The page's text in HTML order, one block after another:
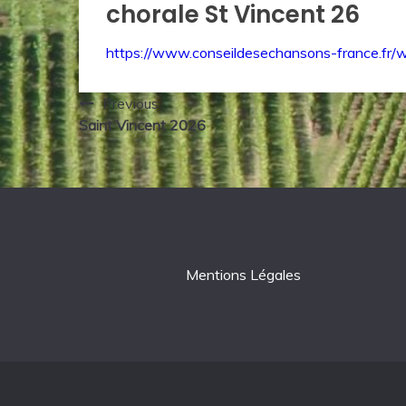
chorale St Vincent 26
https://www.conseildesechansons-
Navigation
de
l’article
Previous:
Saint Vincent 2026
Mentions Légales